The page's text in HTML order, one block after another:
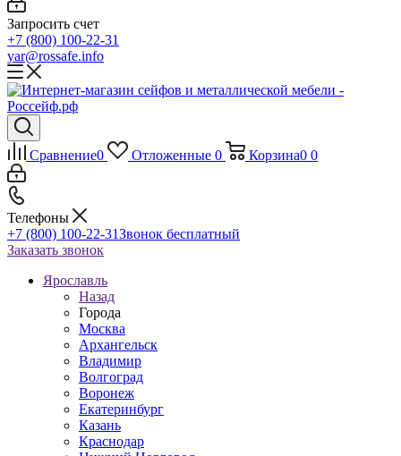
Запросить счет
+7 (800) 100-22-31
yar@rossafe.info
Сравнение0 Отложенные 0 Корзина0 0
Телефоны
+7 (800) 100-22-31Звонок бесплатный
Заказать звонок
Ярославль
Назад
Города
Москва
Архангельск
Владимир
Волгоград
Воронеж
Екатеринбург
Казань
Краснодар